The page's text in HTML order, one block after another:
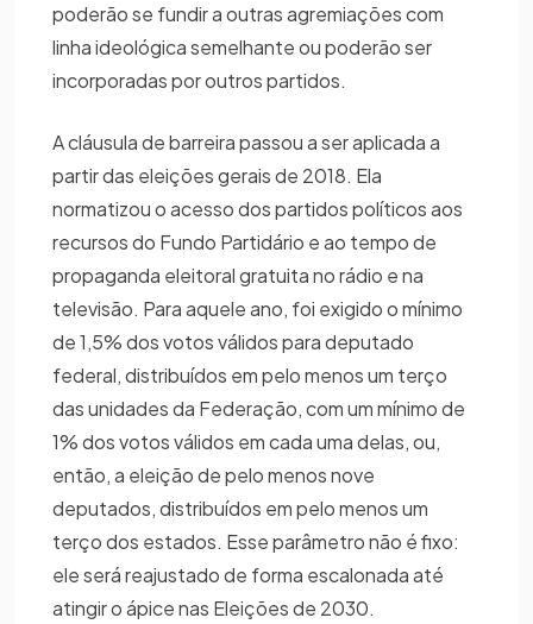
poderão se fundir a outras agremiações com
linha ideológica semelhante ou poderão ser
incorporadas por outros partidos.
A cláusula de barreira passou a ser aplicada a
partir das eleições gerais de 2018. Ela
normatizou o acesso dos partidos políticos aos
recursos do Fundo Partidário e ao tempo de
propaganda eleitoral gratuita no rádio e na
televisão. Para aquele ano, foi exigido o mínimo
de 1,5% dos votos válidos para deputado
federal, distribuídos em pelo menos um terço
das unidades da Federação, com um mínimo de
1% dos votos válidos em cada uma delas, ou,
então, a eleição de pelo menos nove
deputados, distribuídos em pelo menos um
terço dos estados. Esse parâmetro não é fixo:
ele será reajustado de forma escalonada até
atingir o ápice nas Eleições de 2030.